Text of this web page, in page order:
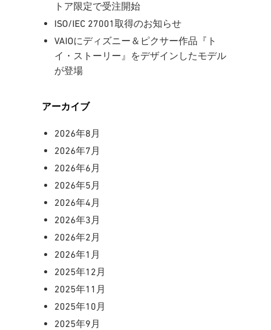
トア限定で受注開始
ISO/IEC 27001取得のお知らせ
VAIOにディズニー＆ピクサー作品『ト
イ・ストーリー』をデザインしたモデル
が登場
アーカイブ
2026年8月
2026年7月
2026年6月
2026年5月
2026年4月
2026年3月
2026年2月
2026年1月
2025年12月
2025年11月
2025年10月
2025年9月